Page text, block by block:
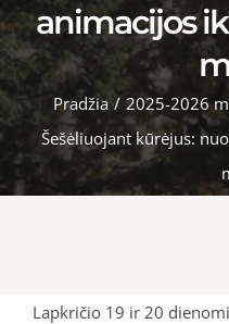
animacijos
Pradžia / 2025-2026
Šešėliuojant kūrėjus:
Lapkričio 19 ir 20